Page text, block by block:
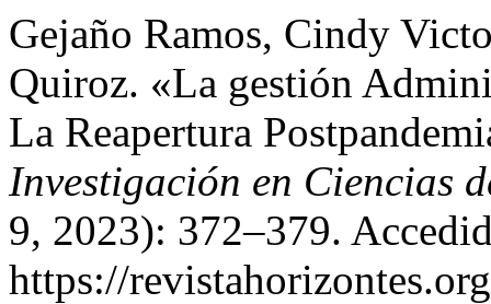
Gejaño Ramos, Cindy
Quiroz. «La gestión
La Reapertura
Investigación en Ciencias
9, 2023): 372–379.
https://